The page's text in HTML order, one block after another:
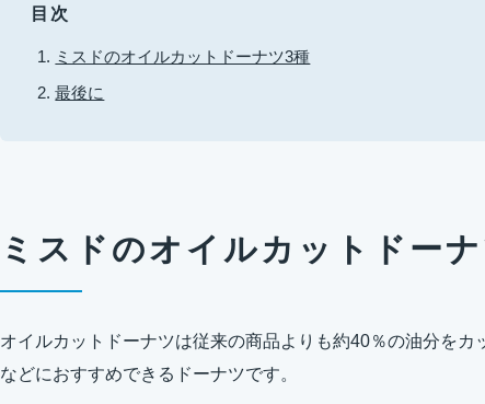
目次
ミスドのオイルカットドーナツ3種
最後に
ミスドのオイルカットドー
オイルカットドーナツは従来の商品よりも約40％の油分を
などにおすすめできるドーナツです。